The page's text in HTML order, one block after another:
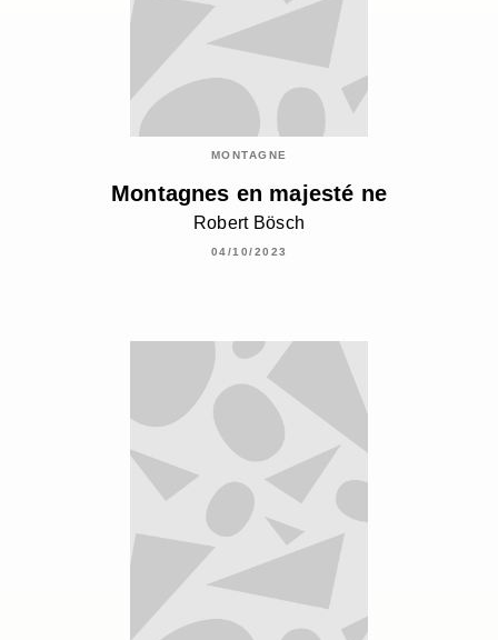
MONTAGNE
Montagnes en majesté ne
Robert Bösch
04/10/2023